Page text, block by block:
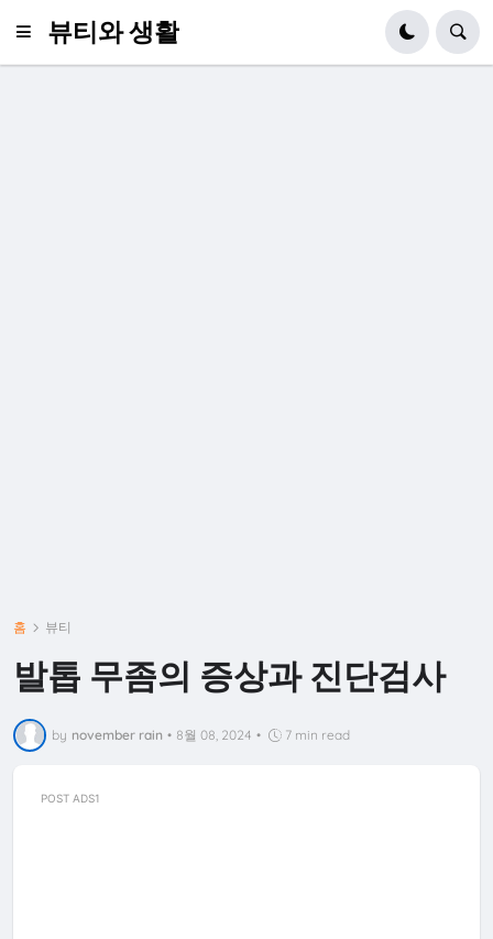
뷰티와 생활
홈 뷰티
발톱 무좀의 증상과 진단검사
by november rain • 8월 08, 2024 • 7 min read
POST ADS1